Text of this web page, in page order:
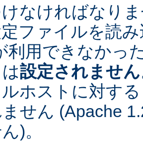
なければなり
ファイルを読
利用できなかっ
設定されません
ホストに対す
せん (Apache
)。